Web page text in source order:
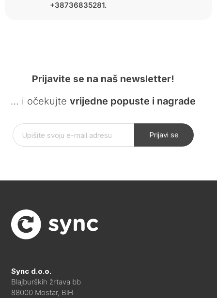
+38736835281.
Prijavite se na naš newsletter!
… i očekujte vrijedne popuste i nagrade
Prijavi se
Sync d.o.o.
Blajburških žrtava bb
88000 Mostar, BiH